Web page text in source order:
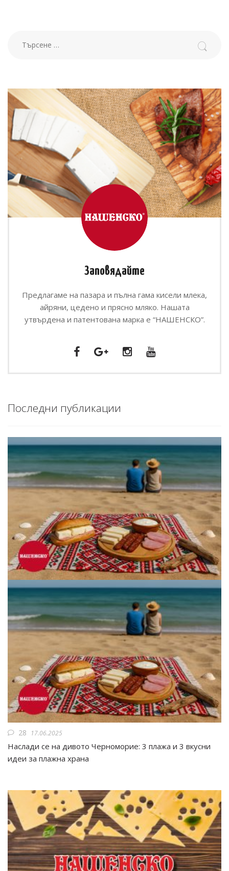
Заповядайте
Предлагаме на пазара и пълна гама кисели млека,
айряни, цедено и прясно мляко. Нашата
утвърдена и патентована марка е “НАШЕНСКО”.
Последни публикации
28 17.06.2025
Наслади се на дивото Черноморие: 3 плажа и 3 вкусни
идеи за плажна храна